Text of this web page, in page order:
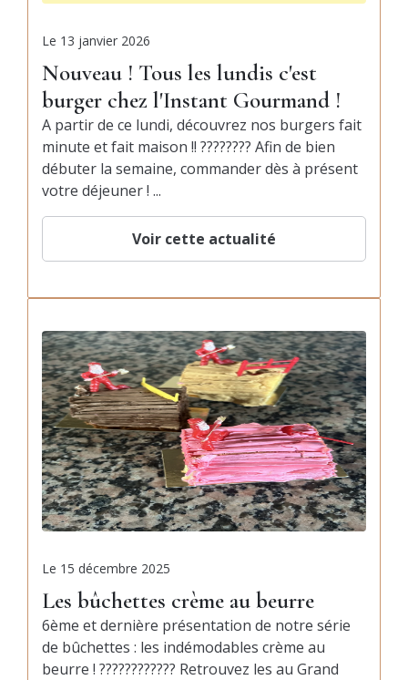
Le 13 janvier 2026
Nouveau ! Tous les lundis c'est
burger chez l'Instant Gourmand !
A partir de ce lundi, découvrez nos burgers fait
minute et fait maison !! ???????? Afin de bien
débuter la semaine, commander dès à présent
votre déjeuner ! ...
Voir cette actualité
Le 15 décembre 2025
Les bûchettes crème au beurre
6ème et dernière présentation de notre série
de bûchettes : les indémodables crème au
beurre ! ???????????? Retrouvez les au Grand